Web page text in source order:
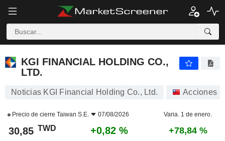
KGI FINANCIAL HOLDING CO.,
LTD.
Noticias KGI Financial Holding Co., Ltd. Acciones
Precio de cierre Taiwan S.E. 07/08/2026 Varia. 1 de enero.
30,85 TWD +0,82 % +78,84 %